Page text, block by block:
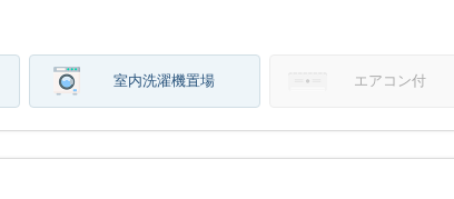
室内洗濯機置場 エアコン付